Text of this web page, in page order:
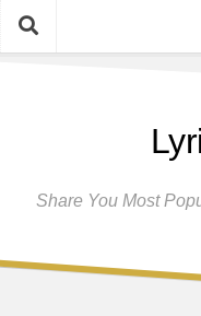
Skip
Disclaimer And Privacy
Share You Most